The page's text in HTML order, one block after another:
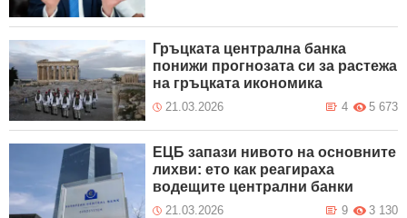
Гръцката централна банка
понижи прогнозата си за растежа
на гръцката икономика
21.03.2026 5 673
4
ЕЦБ запази нивото на основните
лихви: ето как реагираха
водещите централни банки
21.03.2026 3 130
9